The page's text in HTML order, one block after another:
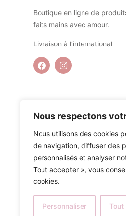
Nous respectons
Nous utilisons des cookies
de navigation, diffuser des
personnalisés et analyser
Tout accepter », vous
cookies.
Personnaliser Tout
Boutique en ligne de
faits mains avec amour.
Livraison à l’international